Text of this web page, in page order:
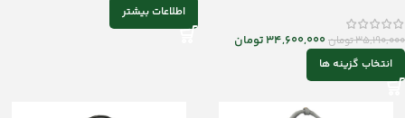
35,190,000تومان34,600,000تومان
انتخاب گزینه ها
اطلاعات بیشتر